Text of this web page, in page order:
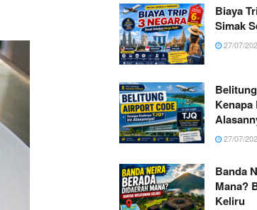
Biaya
Simak
27/07/
Kenapa
27/07/
Banda
Mana?
Keliru